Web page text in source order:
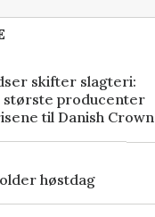
skifter slagteri:
største producenter
til Danish Crown
høstdag